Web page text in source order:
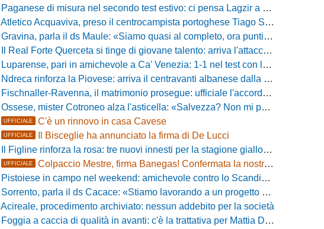
Paganese di misura nel secondo test estivo: ci pensa Lagzir a piegare l'Equipe Campania
Atletico Acquaviva, preso il centrocampista portoghese Tiago Santos
Gravina, parla il ds Maule: «Siamo quasi al completo, ora puntiamo sugli esterni d'attacco»
Il Real Forte Querceta si tinge di giovane talento: arriva l'attaccante Lucchesi
Luparense, pari in amichevole a Ca' Venezia: 1-1 nel test con la Primavera lagunare
Ndreca rinforza la Piovese: arriva il centravanti albanese dalla serie D
Fischnaller-Ravenna, il matrimonio prosegue: ufficiale l'accordo quinquennale per l'attacco
Ossese, mister Cotroneo alza l'asticella: «Salvezza? Non mi pongo limiti, voglio vincere più partite possibile»
UFFICIALE C'è un rinnovo in casa Cavese
UFFICIALE Il Bisceglie ha annunciato la firma di De Lucci
Il Figline rinforza la rosa: tre nuovi innesti per la stagione gialloblù
UFFICIALE Colpaccio Mestre, firma Banegas! Confermata la nostra anteprima
Pistoiese in campo nel weekend: amichevole contro lo Scandicci allo stadio Strulli di Monsummano
Sorrento, parla il ds Cacace: «Stiamo lavorando a un progetto ambizioso»
Acireale, procedimento archiviato: nessun addebito per la società
Foggia a caccia di qualità in avanti: c'è la trattativa per Mattia Della Morte